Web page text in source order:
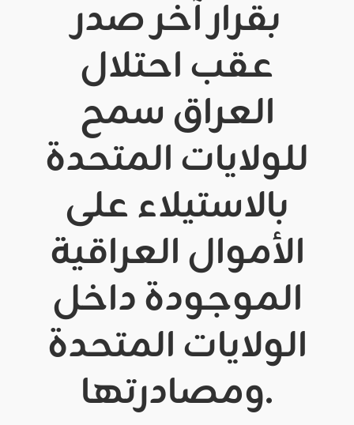
بقرار آخر صدر
عقب احتلال
العراق سمح
للولايات المتحدة
بالاستيلاء على
الأموال العراقية
الموجودة داخل
الولايات المتحدة
ومصادرتها.